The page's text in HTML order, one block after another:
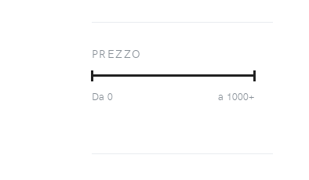
Prada
PREZZO
Da 0 a 1000+